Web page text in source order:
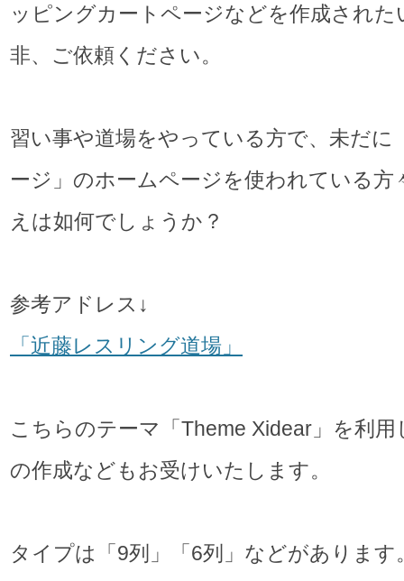
ッピングカートページなどを作成された
非、ご依頼ください。
習い事や道場をやっている方で、未だに
ージ」のホームページを使われている方
えは如何でしょうか？
参考アドレス↓
「近藤レスリング道場」
こちらのテーマ「Theme Xidear」を利
の作成などもお受けいたします。
タイプは「9列」「6列」などがあります